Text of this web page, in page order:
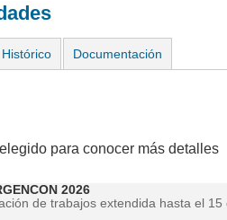
Histórico Documentación
para conocer más detalles
2026
de trabajos extendida hasta el 15